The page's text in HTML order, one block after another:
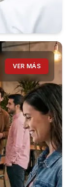
VER MÁS